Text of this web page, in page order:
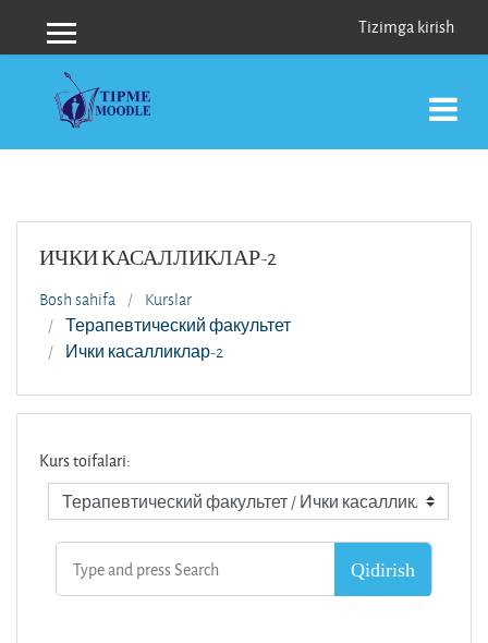
Yon panel Tizimga kirish
ИЧКИ КАСАЛЛИКЛАР-2
Bosh sahifa
Kurslar
Терапевтический факультет
Ички касалликлар-2
Kurs toifalari: